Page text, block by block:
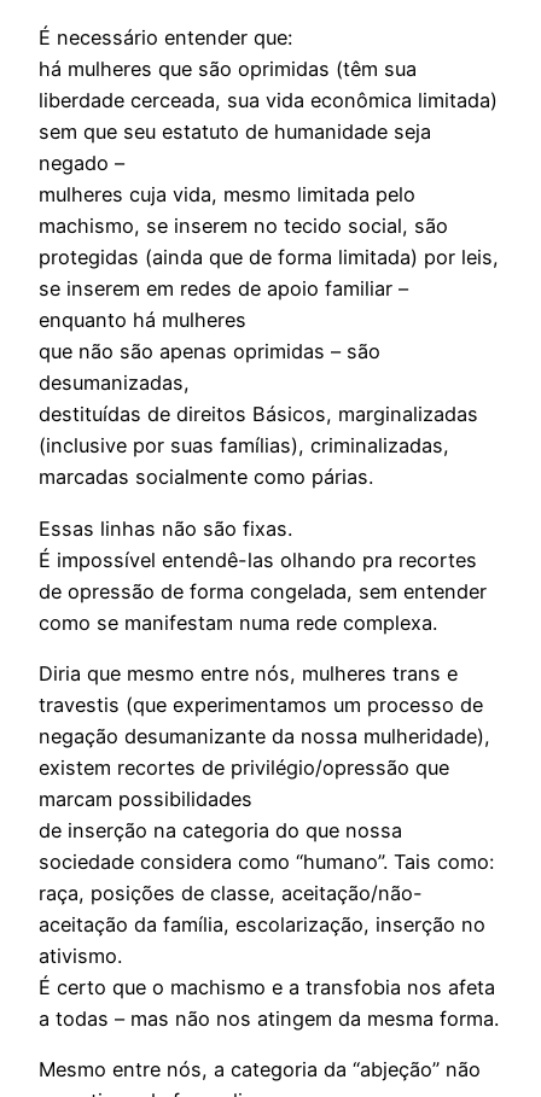
É necessário entender que:
há mulheres que são oprimidas (têm sua
liberdade cerceada, sua vida econômica limitada)
sem que seu estatuto de humanidade seja
negado –
mulheres cuja vida, mesmo limitada pelo
machismo, se inserem no tecido social, são
protegidas (ainda que de forma limitada) por leis,
se inserem em redes de apoio familiar –
enquanto há mulheres
que não são apenas oprimidas – são
desumanizadas,
destituídas de direitos Básicos, marginalizadas
(inclusive por suas famílias), criminalizadas,
marcadas socialmente como párias.
Essas linhas não são fixas.
É impossível entendê-las olhando pra recortes
de opressão de forma congelada, sem entender
como se manifestam numa rede complexa.
Diria que mesmo entre nós, mulheres trans e
travestis (que experimentamos um processo de
negação desumanizante da nossa mulheridade),
existem recortes de privilégio/opressão que
marcam possibilidades
de inserção na categoria do que nossa
sociedade considera como “humano”. Tais como:
raça, posições de classe, aceitação/não-
aceitação da família, escolarização, inserção no
ativismo.
É certo que o machismo e a transfobia nos afeta
a todas – mas não nos atingem da mesma forma.
Mesmo entre nós, a categoria da “abjeção” não